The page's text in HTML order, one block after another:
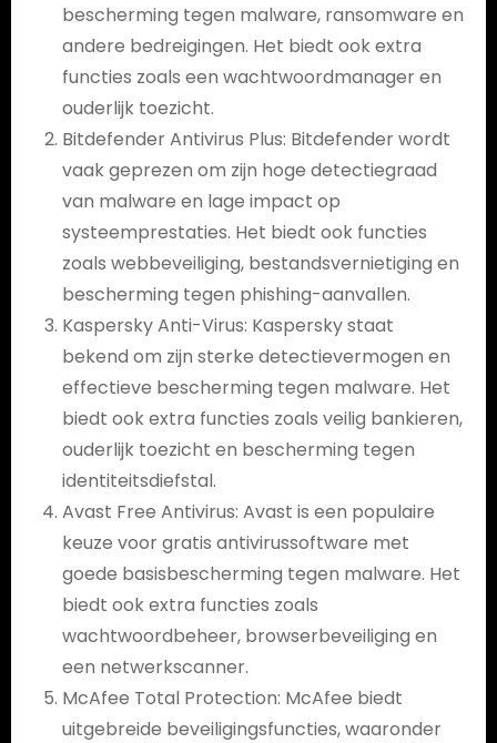
bescherming tegen malware, ransomware en
andere bedreigingen. Het biedt ook extra
functies zoals een wachtwoordmanager en
ouderlijk toezicht.
Bitdefender Antivirus Plus: Bitdefender wordt
vaak geprezen om zijn hoge detectiegraad
van malware en lage impact op
systeemprestaties. Het biedt ook functies
zoals webbeveiliging, bestandsvernietiging en
bescherming tegen phishing-aanvallen.
Kaspersky Anti-Virus: Kaspersky staat
bekend om zijn sterke detectievermogen en
effectieve bescherming tegen malware. Het
biedt ook extra functies zoals veilig bankieren,
ouderlijk toezicht en bescherming tegen
identiteitsdiefstal.
Avast Free Antivirus: Avast is een populaire
keuze voor gratis antivirussoftware met
goede basisbescherming tegen malware. Het
biedt ook extra functies zoals
wachtwoordbeheer, browserbeveiliging en
een netwerkscanner.
McAfee Total Protection: McAfee biedt
uitgebreide beveiligingsfuncties, waaronder